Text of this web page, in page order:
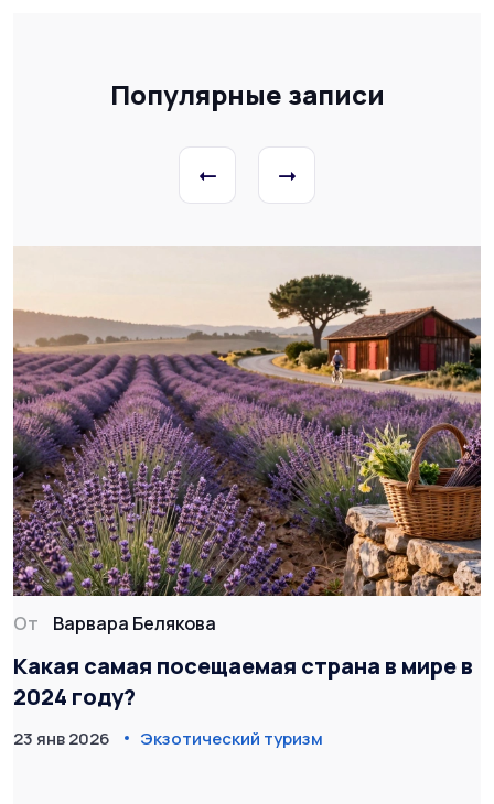
Популярные записи
От Варвара Белякова
Какая самая посещаемая страна в мире в
2024 году?
23 янв 2026 Экзотический туризм